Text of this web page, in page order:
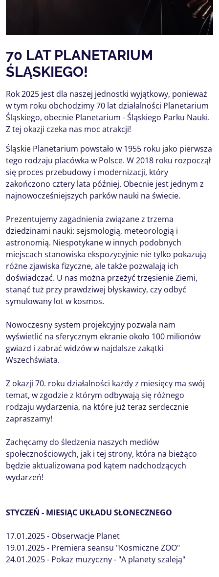
70 LAT PLANETARIUM
ŚLĄSKIEGO!
Rok 2025 jest dla naszej jednostki wyjątkowy, ponieważ
w tym roku obchodzimy 70 lat działalności Planetarium
Śląskiego, obecnie Planetarium - Śląskiego Parku Nauki.
Z tej okazji czeka nas moc atrakcji!
Śląskie Planetarium powstało w 1955 roku jako pierwsza
tego rodzaju placówka w Polsce. W 2018 roku rozpoczął
się proces przebudowy i modernizacji, który
zakończono cztery lata później. Obecnie jest jednym z
najnowocześniejszych parków nauki na świecie.
Prezentujemy zagadnienia związane z trzema
dziedzinami nauki: sejsmologią, meteorologią i
astronomią. Niespotykane w innych podobnych
miejscach stanowiska ekspozycyjnie nie tylko pokazują
różne zjawiska fizyczne, ale także pozwalają ich
doświadczać. U nas można przeżyć trzęsienie Ziemi,
stanąć tuż przy prawdziwej błyskawicy, czy odbyć
symulowany lot w kosmos.
Nowoczesny system projekcyjny pozwala nam
wyświetlić na sferycznym ekranie około 100 milionów
gwiazd i zabrać widzów w najdalsze zakątki
Wszechświata.
Z okazji 70. roku działalności każdy z miesięcy ma swój
temat, w zgodzie z którym odbywają się różnego
rodzaju wydarzenia, na które już teraz serdecznie
zapraszamy!
Zachęcamy do śledzenia naszych mediów
społecznościowych, jak i tej strony, która na bieżąco
będzie aktualizowana pod kątem nadchodzących
wydarzeń!
STYCZEŃ - MIESIĄC UKŁADU SŁONECZNEGO
17.01.2025 - Obserwacje Planet
19.01.2025 - Premiera seansu "Kosmiczne ZOO"
24.01.2025 - Pokaz muzyczny - "A planety szaleją"